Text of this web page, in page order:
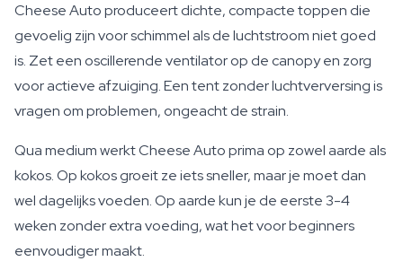
Cheese Auto produceert dichte, compacte toppen die
gevoelig zijn voor schimmel als de luchtstroom niet goed
is. Zet een oscillerende ventilator op de canopy en zorg
voor actieve afzuiging. Een tent zonder luchtverversing is
vragen om problemen, ongeacht de strain.
Qua medium werkt Cheese Auto prima op zowel aarde als
kokos. Op kokos groeit ze iets sneller, maar je moet dan
wel dagelijks voeden. Op aarde kun je de eerste 3-4
weken zonder extra voeding, wat het voor beginners
eenvoudiger maakt.